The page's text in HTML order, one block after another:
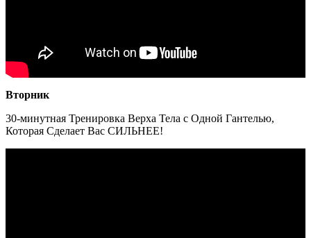
Вторник
30-минутная Тренировка Верха Тела с Одной Гантелью,
Которая Сделает Вас СИЛЬНЕЕ!